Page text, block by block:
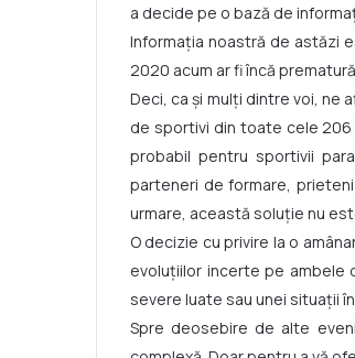
a decide pe o bază de
Informația noastră de astăzi
2020 acum ar fi încă prematură.
Deci, ca și mulți dintre voi, ne
de sportivi din toate cele 206
probabil pentru sportivii
parteneri de formare, prieteni
urmare, această soluție nu
O decizie cu privire la o
evoluțiilor incerte pe ambele
severe luate sau unei situații
Spre deosebire de alte